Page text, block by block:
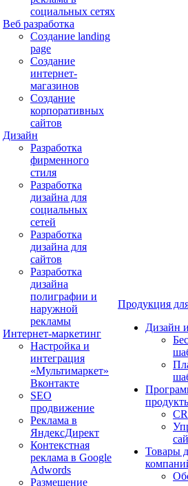
социальных сетях
Веб разработка
Создание landing
page
Создание
интернет-
магазинов
Создание
корпоративных
сайтов
Дизайн
Разработка
фирменного
стиля
Разработка
дизайна для
социальных
сетей
Разработка
дизайна для
сайтов
Разработка
дизайна
полиграфии и
наружной
рекламы
Интернет-маркетинг
Настройка и
интеграция
«Мультимаркет»
Вконтакте
SEO
продвижение
Реклама в
ЯндексДирект
Контекстная
реклама в Google
Adwords
Размещение
Продукция
Дизайн
Товары